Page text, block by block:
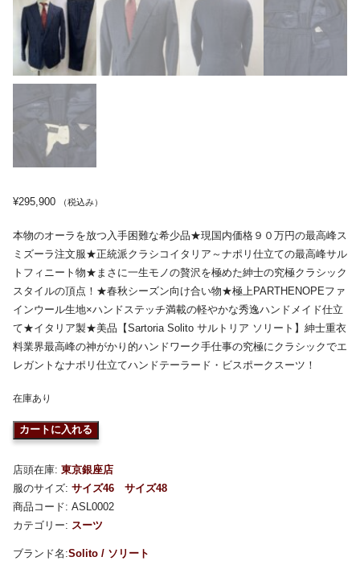
¥295,900 （税込み）
本物のオーラを放つ入手困難な希少品★現国内価格９０万円の最高峰ス
ミズーラ注文服★正統派クラシコイタリア～ナポリ仕立ての最高峰サル
トフィニート物★まさに一生モノの贅沢を極めた紳士の究極クラシック
スタイルの頂点！★春秋シーズン向け合い物★極上PARTHENOPEファ
インウール生地×ハンドステッチ満載の軽やかな秀逸ハンドメイド仕立
て★イタリア製★美品【Sartoria Solito サルトリア ソリート】紳士重衣
料業界最高峰の神がかり的ハンドワーク手仕事の究極にクラシックでエ
レガントなナポリ仕立てハンドテーラード・ビスポークスーツ！
在庫あり
カートに入れる
店頭在庫: 東京銀座店
服のサイズ: サイズ46
サイズ48
商品コード: ASL0002
カテゴリー: スーツ
Solito / ソリート